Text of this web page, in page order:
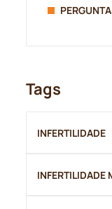
Tags
INFERTILIDADE
INFERTILIDADE